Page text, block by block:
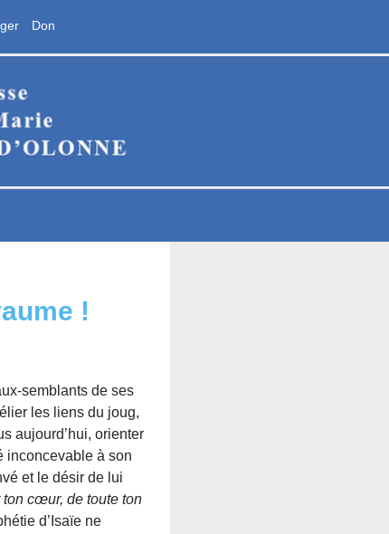
Don
!
semblants de ses
les liens du joug,
aujourd’hui, orienter
inconcevable à son
et le désir de lui
ton cœur, de toute ton
d’Isaïe ne